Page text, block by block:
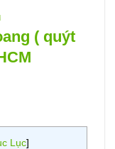
( quýt
Lục]